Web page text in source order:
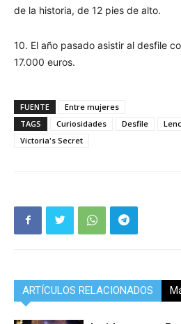
de la historia, de 12 pies de alto.
10. El año pasado asistir al desfile
17.000 euros.
FUENTE
Entre mujeres
TAGS
Curiosidades Desfile
Victoria's Secret
ARTÍCULOS RELACIONADOS